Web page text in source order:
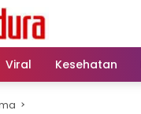
Viral Kesehatan